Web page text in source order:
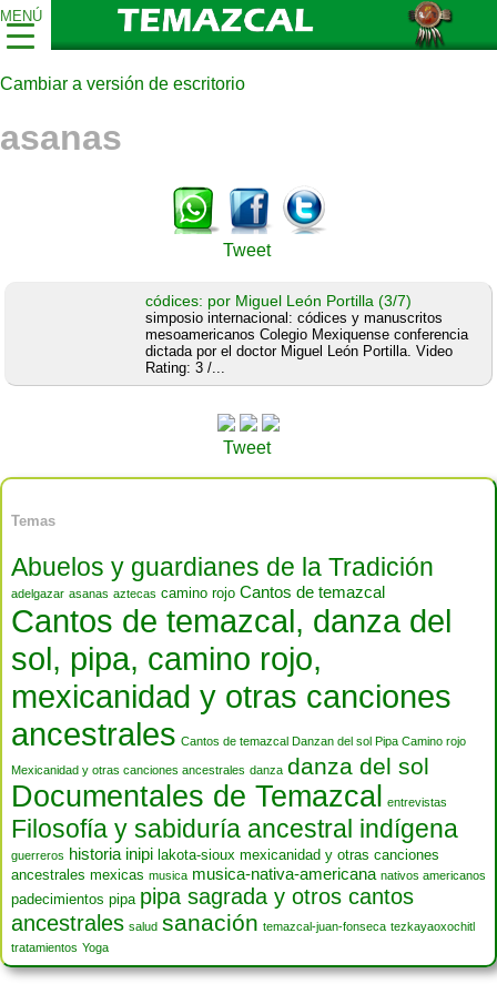
MENÚ
Cambiar a versión de escritorio
asanas
Tweet
códices: por Miguel León Portilla (3/7)
simposio internacional: códices y manuscritos
mesoamericanos Colegio Mexiquense conferencia
dictada por el doctor Miguel León Portilla. Video
Rating: 3 /...
Tweet
Temas
Abuelos y guardianes de la Tradición
adelgazar asanas aztecas camino rojo Cantos de temazcal
Cantos de temazcal, danza del
sol, pipa, camino rojo,
mexicanidad y otras canciones
ancestrales Cantos de temazcal Danzan del sol Pipa Camino rojo
Mexicanidad y otras canciones ancestrales danza danza del sol
Documentales de Temazcal entrevistas
Filosofía y sabiduría ancestral indígena
guerreros historia inipi lakota-sioux mexicanidad y otras canciones
ancestrales mexicas musica musica-nativa-americana nativos americanos
padecimientos pipa pipa sagrada y otros cantos
ancestrales salud sanación temazcal-juan-fonseca tezkayaoxochitl
tratamientos Yoga